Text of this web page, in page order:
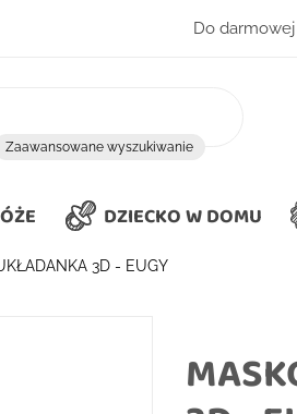
Do
Zaawansowane wyszukiwanie
DZIECKO W DOMU
3D - EUGY